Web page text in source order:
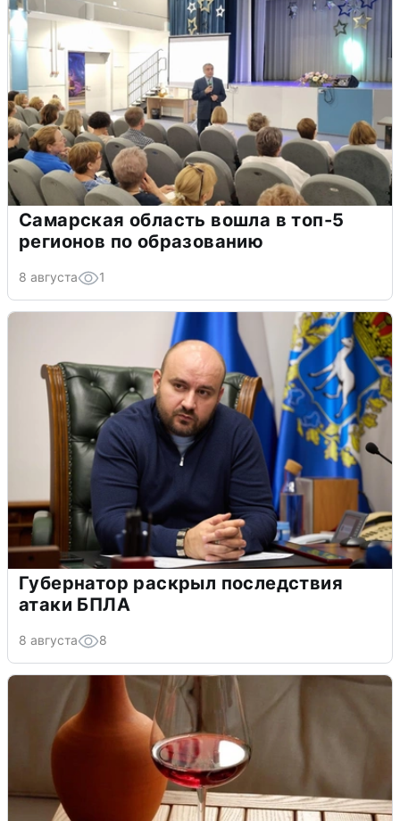
Самарская область вошла в топ-5
регионов по образованию
8 августа 1
Губернатор раскрыл последствия
атаки БПЛА
8 августа 8